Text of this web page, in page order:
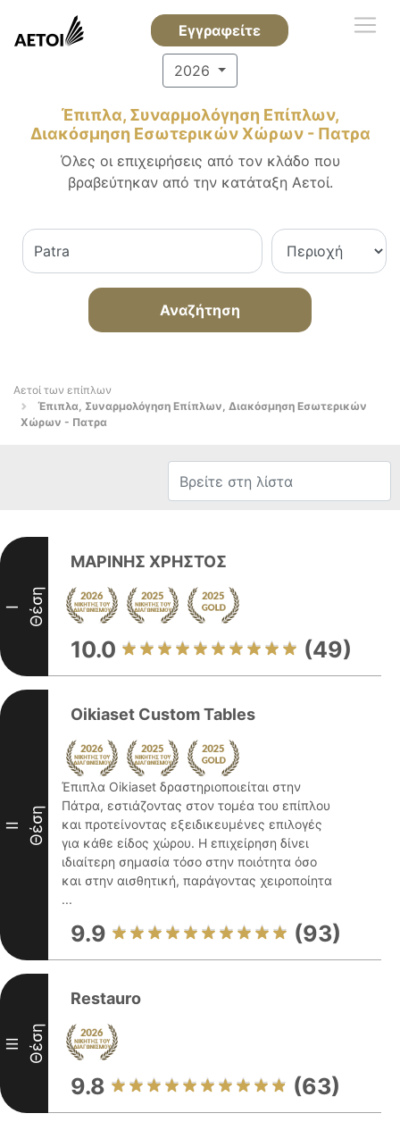
Εγγραφείτε
2026
Έπιπλα, Συναρμολόγηση Επίπλων,
Διακόσμηση Εσωτερικών Χώρων - Πατρα
Όλες οι επιχειρήσεις από τον κλάδο που
βραβεύτηκαν από την κατάταξη Αετοί.
Αναζήτηση
Αετοί των επίπλων
Έπιπλα, Συναρμολόγηση Επίπλων, Διακόσμηση Εσωτερικών
Χώρων - Πατρα
I Θέση
ΜΑΡΙΝΗΣ ΧΡΗΣΤΟΣ
10.0 (49)
II Θέση
Oikiaset Custom Tables
Έπιπλα Oikiaset δραστηριοποιείται στην
Πάτρα, εστιάζοντας στον τομέα του επίπλου
και προτείνοντας εξειδικευμένες επιλογές
για κάθε είδος χώρου. Η επιχείρηση δίνει
ιδιαίτερη σημασία τόσο στην ποιότητα όσο
και στην αισθητική, παράγοντας χειροποίητα
...
9.9 (93)
III Θέση
Restauro
9.8 (63)